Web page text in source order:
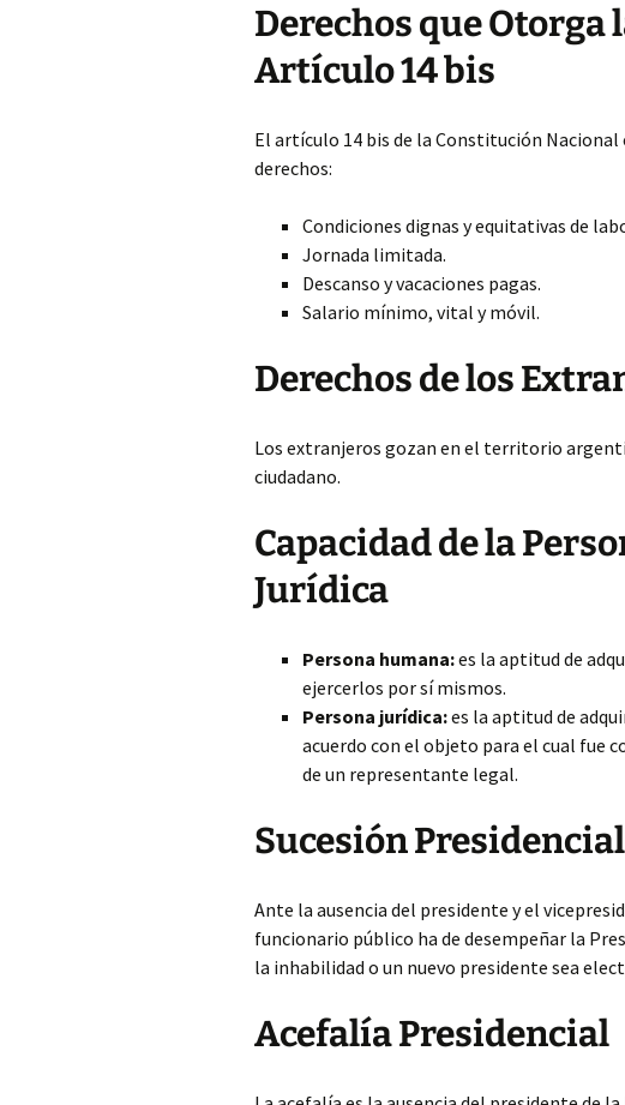
Derechos que
Artículo 14 bis
El artículo 14 bis de la Constitución
derechos:
Condiciones dignas y equitativas de
Jornada limitada.
Descanso y vacaciones pagas.
Salario mínimo, vital y móvil.
Derechos de los
Los extranjeros gozan en el territorio
ciudadano.
Capacidad de la
Jurídica
Persona humana:es la aptitud de
ejercerlos por sí mismos.
Persona jurídica:es la aptitud de
acuerdo con el objeto para el cual fue
de un representante legal.
Sucesión
Ante la ausencia del presidente y el
funcionario público ha de desempeñar la
la inhabilidad o un nuevo presidente sea
Acefalía Presidencial